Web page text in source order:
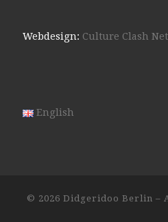
Webdesign: Culture Clash
English
© 2026 Didgeridoo Berlin –